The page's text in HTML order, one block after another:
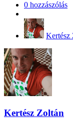
0 hozzászólás
Kertész
Kertész Zoltán